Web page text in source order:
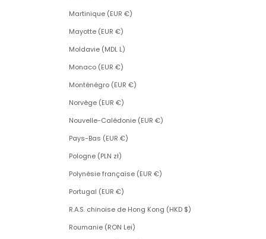
Martinique (EUR €)
Mayotte (EUR €)
Moldavie (MDL L)
Monaco (EUR €)
Monténégro (EUR €)
Norvège (EUR €)
Nouvelle-Calédonie (EUR €)
Pays-Bas (EUR €)
Pologne (PLN zł)
Polynésie française (EUR €)
Portugal (EUR €)
R.A.S. chinoise de Hong Kong (HKD $)
Roumanie (RON Lei)